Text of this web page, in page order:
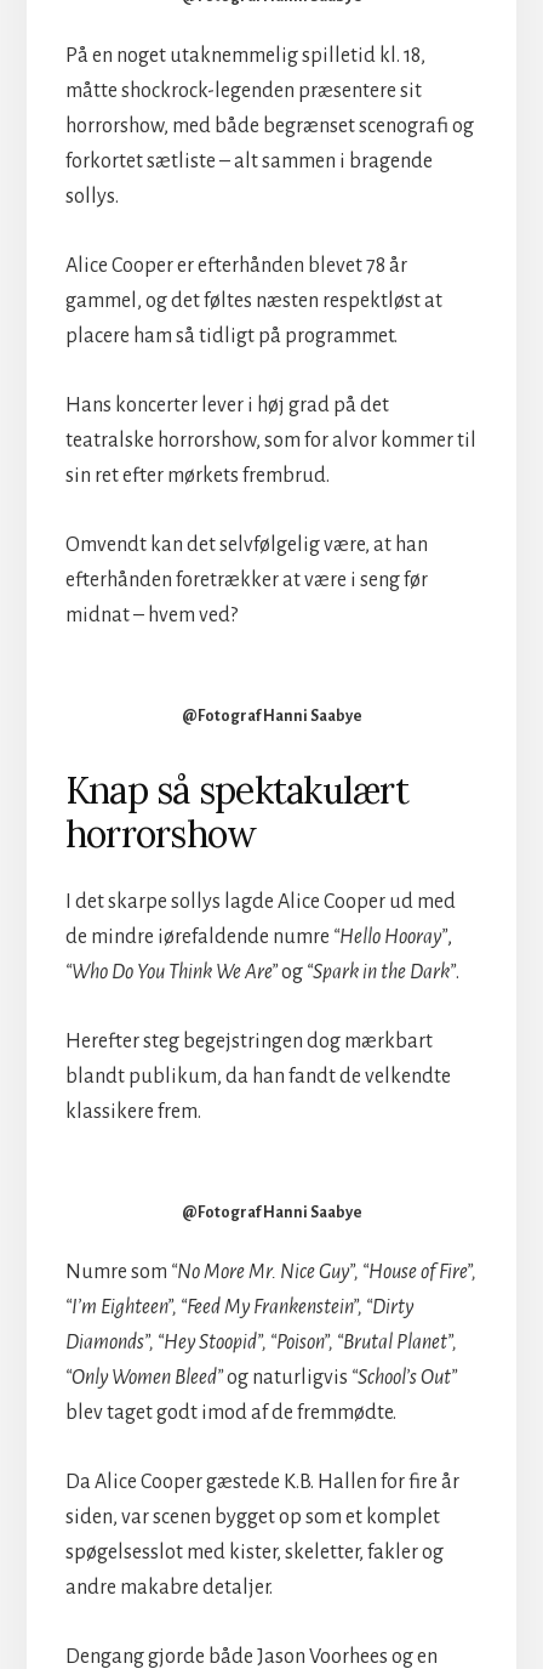
På en noget utaknemmelig spilletid kl. 18,
måtte shockrock-legenden præsentere sit
horrorshow, med både begrænset scenografi og
forkortet sætliste – alt sammen i bragende
sollys.
Alice Cooper er efterhånden blevet 78 år
gammel, og det føltes næsten respektløst at
placere ham så tidligt på programmet.
Hans koncerter lever i høj grad på det
teatralske horrorshow, som for alvor kommer til
sin ret efter mørkets frembrud.
Omvendt kan det selvfølgelig være, at han
efterhånden foretrækker at være i seng før
midnat – hvem ved?
@Fotograf Hanni Saabye
Knap så spektakulært
horrorshow
I det skarpe sollys lagde Alice Cooper ud med
de mindre iørefaldende numre “Hello Hooray”,
“Who Do You Think We Are”og “Spark in the Dark”.
Herefter steg begejstringen dog mærkbart
blandt publikum, da han fandt de velkendte
klassikere frem.
@Fotograf Hanni Saabye
Numre som “No More Mr. Nice Guy”, “House of Fire”,
“I’m Eighteen”, “Feed My Frankenstein”, “Dirty
Diamonds”, “Hey Stoopid”, “Poison”, “Brutal Planet”,
“Only Women Bleed”og naturligvis “School’s Out”
blev taget godt imod af de fremmødte.
Da Alice Cooper gæstede K.B. Hallen for fire år
siden, var scenen bygget op som et komplet
spøgelsesslot med kister, skeletter, fakler og
andre makabre detaljer.
Dengang gjorde både Jason Voorhees og en